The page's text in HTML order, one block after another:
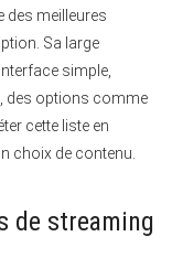
des meilleures
Sa large
simple,
des options comme
cette liste en
choix de contenu.
de streaming